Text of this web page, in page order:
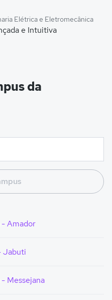
Elétrica e Eletromecânica
e Intuitiva
da
Amador
Jabuti
Messejana